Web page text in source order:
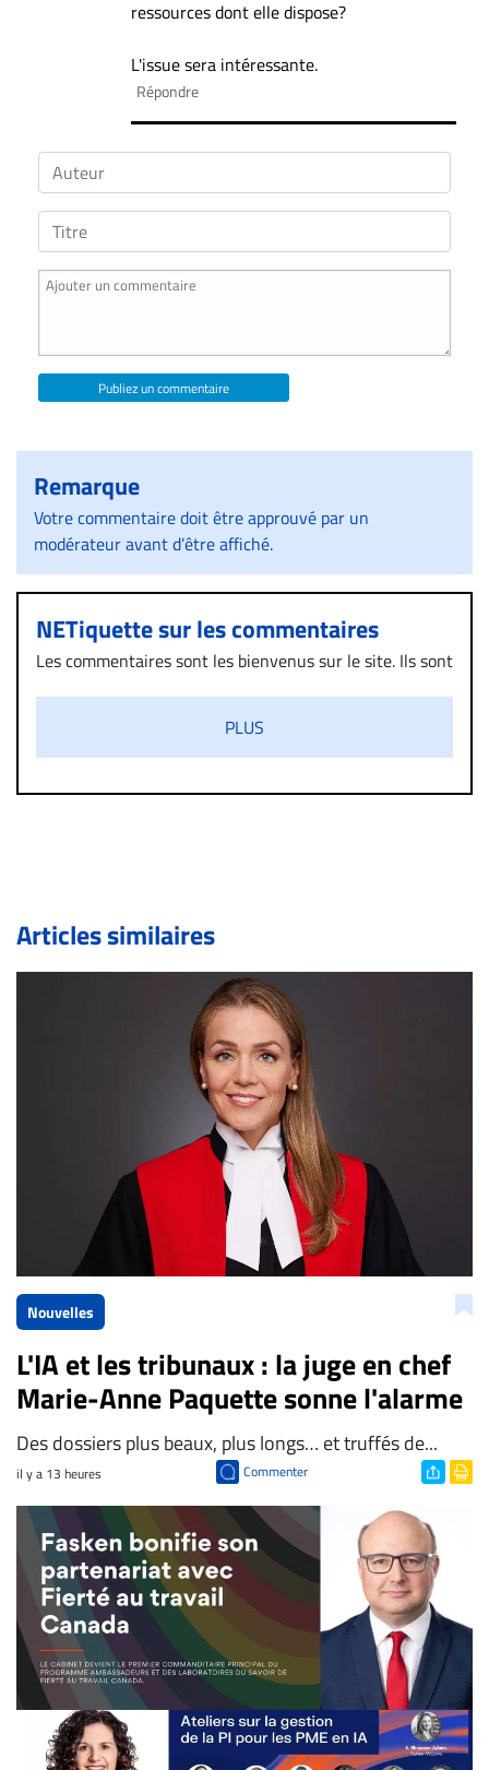
ressources dont elle dispose?
L'issue sera intéressante.
Répondre
Publiez un commentaire
Remarque
Votre commentaire doit être approuvé par un
modérateur avant d’être affiché.
NETiquette sur les commentaires
Les commentaires sont les bienvenus sur le site. Ils sont
diffamatoire. Si malgré cette politique de modération,
un commentaire publié sur le site vous dérange, prenez
immédiatement contact par courriel (info@droit-
de validation, un droit de réponse.
Bien à vous,
La Rédaction de Droit-inc.com
PLUS
Articles similaires
Nouvelles
L'IA et les tribunaux : la juge en chef
Marie-Anne Paquette sonne l'alarme
Des dossiers plus beaux, plus longs… et truffés de...
il y a 13 heures Commenter